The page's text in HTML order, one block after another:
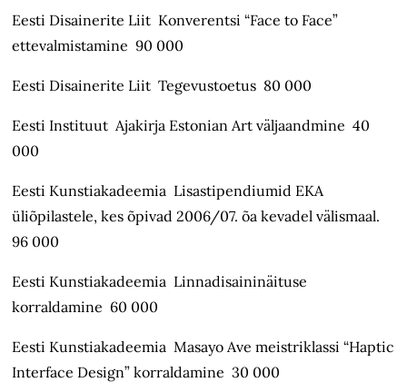
Eesti Disainerite Liit Konverentsi “Face to Face”
ettevalmistamine 90 000
Eesti Disainerite Liit Tegevustoetus 80 000
Eesti Instituut Ajakirja Estonian Art väljaandmine 40
000
Eesti Kunstiakadeemia Lisastipendiumid EKA
üliõpilastele, kes õpivad 2006/07. õa kevadel välismaal.
96 000
Eesti Kunstiakadeemia Linnadisaininäituse
korraldamine 60 000
Eesti Kunstiakadeemia Masayo Ave meistriklassi “Haptic
Interface Design” korraldamine 30 000